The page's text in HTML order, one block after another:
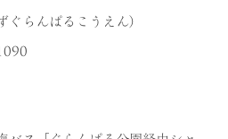
ぐらんぱるこうえん）